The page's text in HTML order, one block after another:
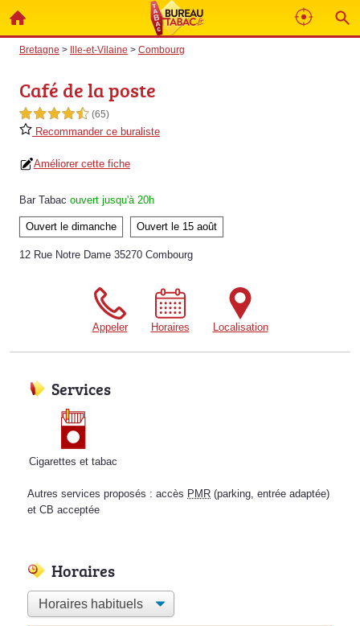
Bretagne > Ille-et-Vilaine > Combourg
Café de la poste
4,5 étoiles sur 5 (65)
Recommander ce buraliste
Améliorer cette fiche
Bar Tabac ouvert jusqu'à 20h
Ouvert le dimanche Ouvert le 15 août
12 Rue Notre Dame 35270 Combourg
Appeler Horaires Localisation
Services
Cigarettes et tabac
Autres services proposés : accès PMR (parking, entrée adaptée)
et CB acceptée
Horaires